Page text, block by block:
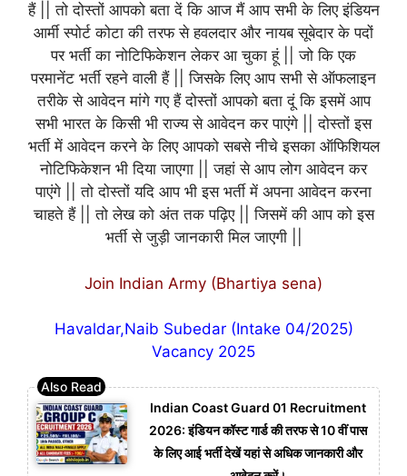
हैं || तो दोस्तों आपको बता दें कि आज मैं आप सभी के लिए इंडियन
आर्मी स्पोर्ट कोटा की तरफ से हवलदार और नायब सूबेदार के पदों
पर भर्ती का नोटिफिकेशन लेकर आ चुका हूं || जो कि एक
परमानेंट भर्ती रहने वाली हैं || जिसके लिए आप सभी से ऑफलाइन
तरीके से आवेदन मांगे गए हैं दोस्तों आपको बता दूं कि इसमें आप
सभी भारत के किसी भी राज्य से आवेदन कर पाएंगे || दोस्तों इस
भर्ती में आवेदन करने के लिए आपको सबसे नीचे इसका ऑफिशियल
नोटिफिकेशन भी दिया जाएगा || जहां से आप लोग आवेदन कर
पाएंगे || तो दोस्तों यदि आप भी इस भर्ती में अपना आवेदन करना
चाहते हैं || तो लेख को अंत तक पढ़िए || जिसमें की आप को इस
भर्ती से जुड़ी जानकारी मिल जाएगी ||
Join Indian Army (Bhartiya sena)
Havaldar,Naib Subedar (Intake 04/2025)
Vacancy 2025
Indian Coast Guard 01 Recruitment
2026: इंडियन कॉस्ट गार्ड की तरफ से 10 वीं पास
के लिए आई भर्ती देखें यहां से अधिक जानकारी और